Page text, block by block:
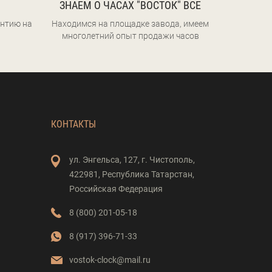
на
ЗНАЕМ О ЧАСАХ "ВОСТОК" ВСЕ
Находимся на площадке завода, имеем
многолетний опыт продажи часов
КОНТАКТЫ
ул. Энгельса, 127, г. Чистополь,
422981, Республика Татарстан,
Российская Федерация
8 (800) 201-05-18
8 (917) 396-71-33
vostok-clock@mail.ru